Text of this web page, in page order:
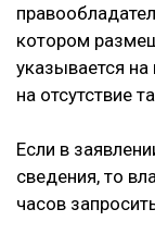
котором
указывается на
на отсутствие
Если в
сведения, то
часов